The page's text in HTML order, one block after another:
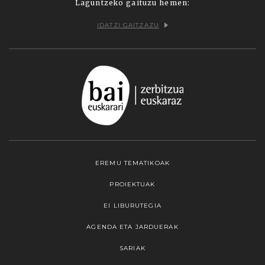
Laguntzeko gaituzu hemen:
IDATZI GAITZAZU
EREMU TEMATIKOAK
PROIEKTUAK
EI LIBURUTEGIA
AGENDA ETA JARDUERAK
SARIAK